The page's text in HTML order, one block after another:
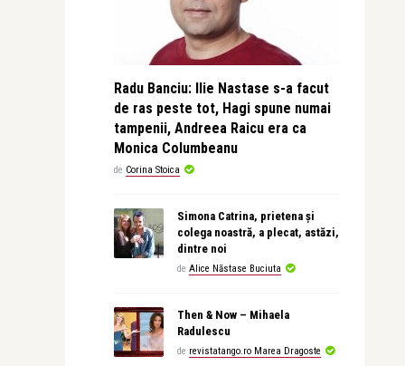
Radu Banciu: Ilie Nastase s-a facut
de ras peste tot, Hagi spune numai
tampenii, Andreea Raicu era ca
Monica Columbeanu
de Corina Stoica
Simona Catrina, prietena și
colega noastră, a plecat, astăzi,
dintre noi
de Alice Năstase Buciuta
Then & Now – Mihaela
Radulescu
de revistatango.ro Marea Dragoste